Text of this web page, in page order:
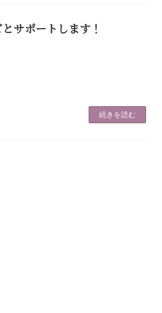
サポートします！
続きを読む